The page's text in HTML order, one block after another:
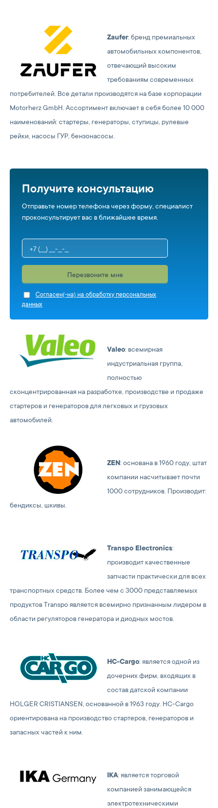
Zaufer: бренд премиальных
автомобильных компонентов,
отвечающий высоким
требованиям современных
потребителей. Все детали производятся на базе корпорации
Motorherz GmbH. Ассортимент включает в себя более 10 000
наименований: стартеры, генераторы, ступицы, рулевые
рейки, насосы ГУР, бензонасосы.
Получите консультацию
Отправьте номер телефона через форму, специалист
проконсультирует вас в ближайшее время.
Перезвоните мне
Cогласен(-на) на обработку персональных
данных
Valeo: всемирная
индустриальная группа,
полностью
сконцентрированная на разработке, производстве и продаже
стартеров и генераторов для легковых и грузовых
автомобилей.
ZEN: основана в 1960 году, штат
компании насчитывает почти
1000 сотрудников. Производит:
бендиксы, шкивы.
Transpo Electronics:
производит качественные
запчасти практически для всех
транспортных средств. Более чем с 3000 представляемых
продуктов Transpo является всемирно признанным лидером в
области регуляторов генератора и диодных мостов.
HC-Cargo: является одной из
дочерних фирм, входящих в
состав датской компании
HOLGER CRISTIANSEN, основанной в 1963 году. НС-Cargo
ориентирована на производство стартеров, генераторов и
запасных частей к ним.
IKA: является торговой
компанией занимающейся
электротехническими